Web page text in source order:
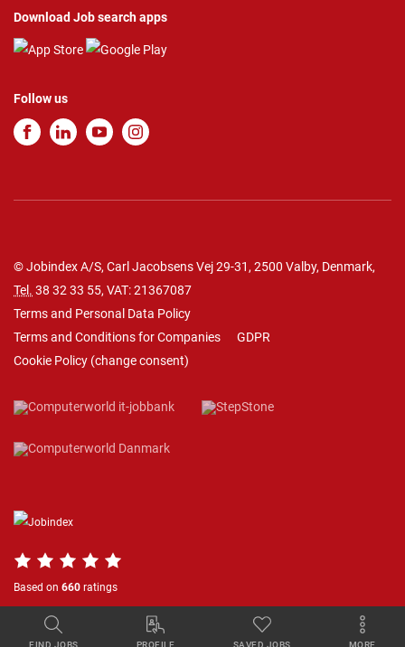
FIND JOBS PROFILE SAVED JOBS MORE
Download Job search apps
Follow us
© Jobindex A/S, Carl Jacobsens Vej 29-31, 2500 Valby, Denmark,
Tel. 38 32 33 55, VAT: 21367087
Terms and Personal Data Policy
Terms and Conditions for Companies
GDPR
Cookie Policy (change consent)
Based on 660 ratings